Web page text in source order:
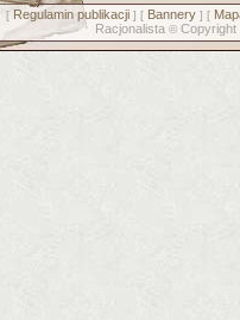
[ Regulamin publikacji] [ Bannery] [
Racjonalista © Copyright